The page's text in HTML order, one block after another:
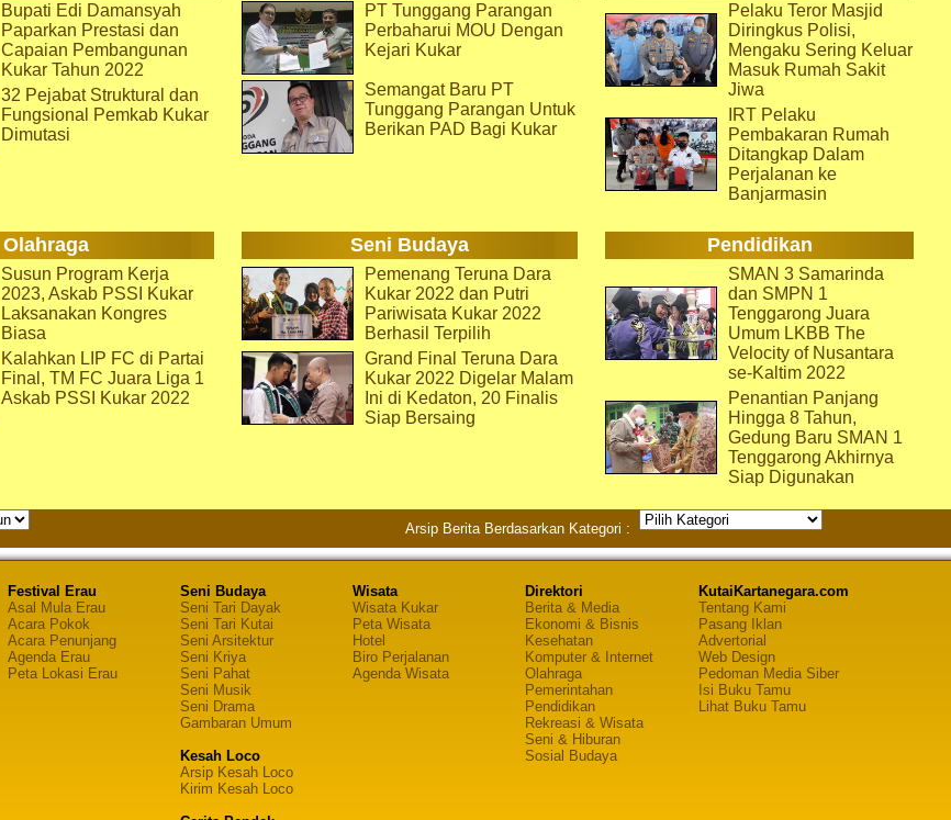
Bupati Edi Damansyah
Paparkan Prestasi dan
Capaian Pembangunan
Kukar Tahun 2022
32 Pejabat Struktural dan
Fungsional Pemkab Kukar
Dimutasi
PT Tunggang Parangan
Perbaharui MOU Dengan
Kejari Kukar
Semangat Baru PT
Tunggang Parangan Untuk
Berikan PAD Bagi Kukar
Pelaku Teror Masjid
Diringkus Polisi,
Mengaku Sering Keluar
Masuk Rumah Sakit
Jiwa
IRT Pelaku
Pembakaran Rumah
Ditangkap Dalam
Perjalanan ke
Banjarmasin
Olahraga Seni Budaya Pendidikan
Susun Program Kerja
2023, Askab PSSI Kukar
Laksanakan Kongres
Biasa
Kalahkan LIP FC di Partai
Final, TM FC Juara Liga 1
Askab PSSI Kukar 2022
Pemenang Teruna Dara
Kukar 2022 dan Putri
Pariwisata Kukar 2022
Berhasil Terpilih
Grand Final Teruna Dara
Kukar 2022 Digelar Malam
Ini di Kedaton, 20 Finalis
Siap Bersaing
SMAN 3 Samarinda
dan SMPN 1
Tenggarong Juara
Umum LKBB The
Velocity of Nusantara
se-Kaltim 2022
Penantian Panjang
Hingga 8 Tahun,
Gedung Baru SMAN 1
Tenggarong Akhirnya
Siap Digunakan
Arsip Berita Berdasarkan Kategori :
Festival Erau
Asal Mula Erau
Acara Pokok
Acara Penunjang
Agenda Erau
Peta Lokasi Erau
Seni Budaya
Seni Tari Dayak
Seni Tari Kutai
Seni Arsitektur
Seni Kriya
Seni Pahat
Seni Musik
Seni Drama
Gambaran Umum
Kesah Loco
Arsip Kesah Loco
Kirim Kesah Loco
Wisata
Wisata Kukar
Peta Wisata
Hotel
Biro Perjalanan
Agenda Wisata
Direktori
Berita & Media
Ekonomi & Bisnis
Kesehatan
Komputer & Internet
Olahraga
Pemerintahan
Pendidikan
Rekreasi & Wisata
Seni & Hiburan
Sosial Budaya
KutaiKartanegara.com
Tentang Kami
Pasang Iklan
Advertorial
Web Design
Pedoman Media Siber
Isi Buku Tamu
Lihat Buku Tamu